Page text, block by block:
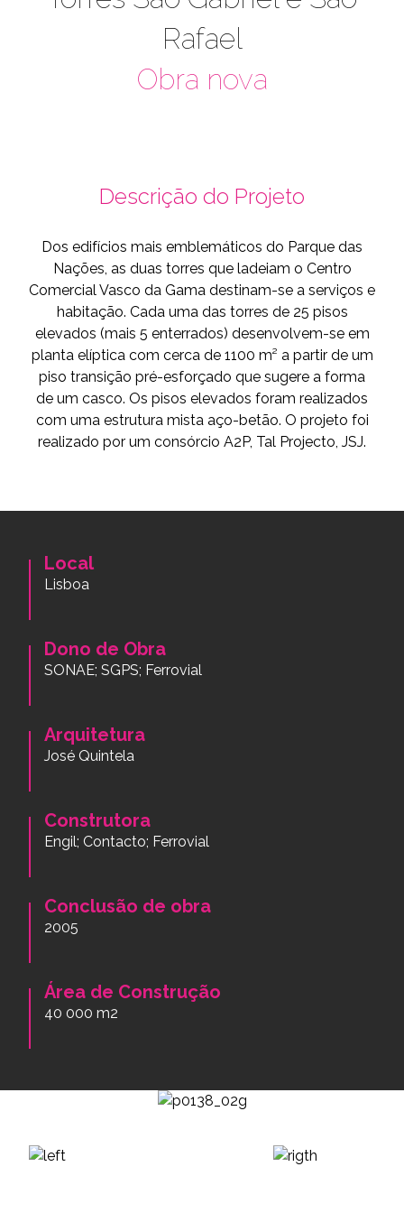
Rafael
Obra nova
Descrição do Projeto
Dos edifícios mais emblemáticos do Parque das
Nações, as duas torres que ladeiam o Centro
Comercial Vasco da Gama destinam-se a serviços e
habitação. Cada uma das torres de 25 pisos
elevados (mais 5 enterrados) desenvolvem-se em
planta elíptica com cerca de 1100 m² a partir de um
piso transição pré-esforçado que sugere a forma
de um casco. Os pisos elevados foram realizados
com uma estrutura mista aço-betão. O projeto foi
realizado por um consórcio A2P, Tal Projecto, JSJ.
Local
Lisboa
Dono de Obra
SONAE; SGPS; Ferrovial
Arquitetura
José Quintela
Construtora
Engil; Contacto; Ferrovial
Conclusão de obra
2005
Área de Construção
40 000 m2